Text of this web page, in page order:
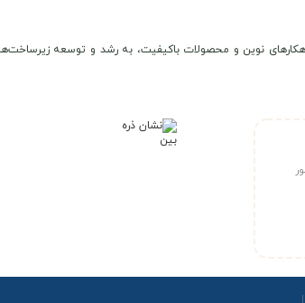
راهکارهای نوین و محصولات باکیفیت، به رشد و توسعه